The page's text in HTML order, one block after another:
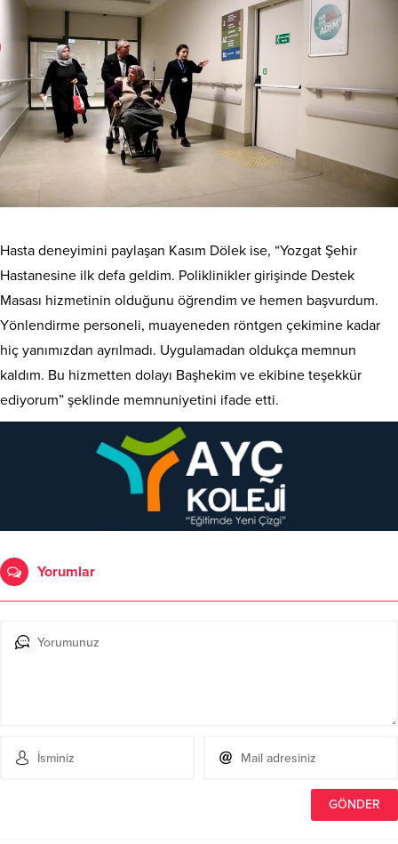
Hasta deneyimini paylaşan Kasım Dölek ise, “Yozgat Şehir
Hastanesine ilk defa geldim. Poliklinikler girişinde Destek
Masası hizmetinin olduğunu öğrendim ve hemen başvurdum.
Yönlendirme personeli, muayeneden röntgen çekimine kadar
hiç yanımızdan ayrılmadı. Uygulamadan oldukça memnun
kaldım. Bu hizmetten dolayı Başhekim ve ekibine teşekkür
ediyorum” şeklinde memnuniyetini ifade etti.
Yorumlar